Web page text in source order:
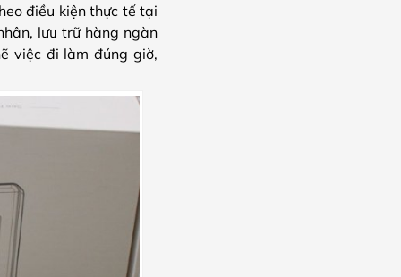
điều kiện thực tế tại
lưu trữ hàng ngàn
việc đi làm đúng giờ,